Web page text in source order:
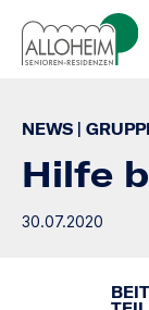
NEWS
Hilfe
30.07.2020